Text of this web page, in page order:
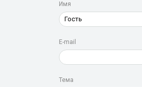
Имя
E-mail
Тема